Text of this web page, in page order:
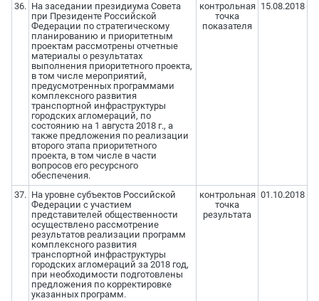
36. На заседании президиума Совета
при Президенте Российской
Федерации по стратегическому
планированию и приоритетным
проектам рассмотрены отчетные
материалы о результатах
выполнения приоритетного проекта,
в том числе мероприятий,
предусмотренных программами
комплексного развития
транспортной инфраструктуры
городских агломераций, по
состоянию на 1 августа 2018 г., а
также предложения по реализации
второго этапа приоритетного
проекта, в том числе в части
вопросов его ресурсного
обеспечения.
контрольная
точка
показателя
15.08.2018
37. На уровне субъектов Российской
Федерации с участием
представителей общественности
осуществлено рассмотрение
результатов реализации программ
комплексного развития
транспортной инфраструктуры
городских агломераций за 2018 год,
при необходимости подготовлены
предложения по корректировке
указанных программ.
контрольная
точка
результата
01.10.2018